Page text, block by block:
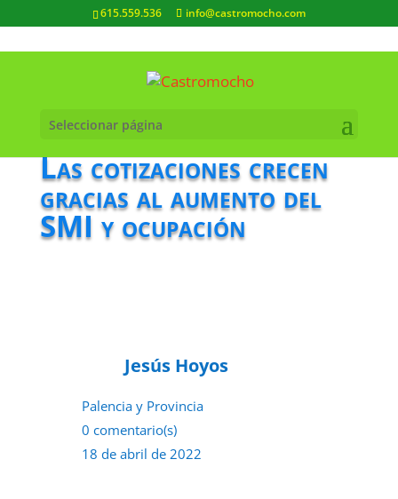
615.559.536 info@castromocho.com
Seleccionar página
Las cotizaciones crecen
gracias al aumento del
SMI y ocupación
Jesús Hoyos
Palencia y Provincia
0 comentario(s)
18 de abril de 2022